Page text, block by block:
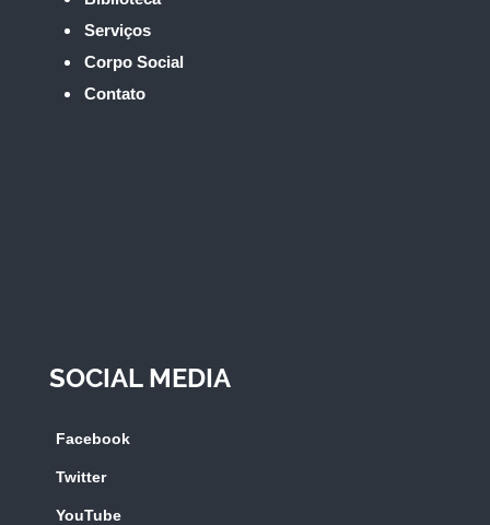
Serviços
Corpo Social
Contato
SOCIAL MEDIA
Facebook
Twitter
YouTube